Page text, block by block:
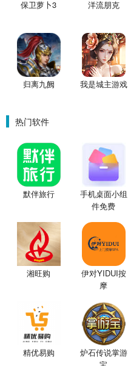
保卫萝卜3 洋流朋克
归离九阙 我是城主游戏
热门软件
默伴旅行
手机桌面小组
件免费
湘旺购
伊对YIDUI按
摩
精优易购
炉石传说掌游